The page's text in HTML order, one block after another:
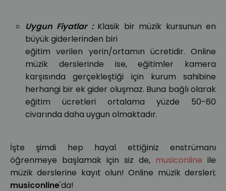
Uygun Fiyatlar : Klasik bir müzik kursunun en
büyük giderlerinden biri
eğitim verilen yerin/ortamın ücretidir. Online
müzik derslerinde ise, eğitimler kamera
karşısında gerçekleştiği için kurum sahibine
herhangi bir ek gider oluşmaz. Buna bağlı olarak
eğitim ücretleri ortalama yüzde 50-60
civarında daha uygun olmaktadır.
İşte şimdi hep hayal ettiğiniz enstrümanı
öğrenmeye başlamak için siz de, musiconline ile
müzik derslerine kayıt olun! Online müzik dersleri;
musiconline'da!